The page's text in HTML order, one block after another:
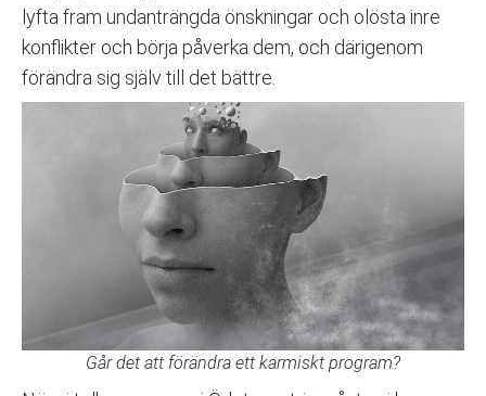
lyfta fram undanträngda önskningar och olösta inre
konflikter och börja påverka dem, och därigenom
förändra sig själv till det bättre.
Går det att förändra ett karmiskt program?